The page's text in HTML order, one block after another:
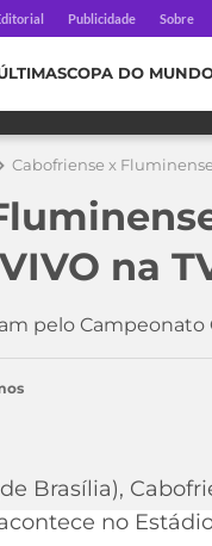
Publicidade Sobre
COPA DO
Cabofriense x
na
pelo
Brasília),
no